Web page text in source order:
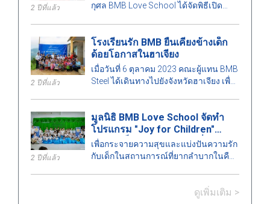
2 ปีที่แล้ว
กุศล BMB Love School ได้จัดพิธีเปิด
เธออัน - เมืองธูดู๊ก
2 ปีที่แล้ว
โรงเรียนรัก BMB ยืนเคียงข้างเด็ก
ด้อยโอกาสในฮาเจียง
เมื่อวันที่ 6 ตุลาคม 2023 คณะผู้แทน BMB
Steel ได้เดินทางไปยังจังหวัดฮาเจียง เพื่อ
โดยครั้งนี้ได้เข้าร่วมในพิธีลงนามการ
สนับสนุนเพื่อสร้างโรงเรียนธังลอยและ
เปิดโรงเรียนซุยเทาในอำเภอซินมัน
จังหวัดฮาเจียง
2 ปีที่แล้ว
มูลนิธิ BMB Love School จัดทำ
โปรแกรม "Joy for Children"
สำหรับเด็กในสถานการณ์ที่ยาก
ลำบากที่ บินห์เจียว
เพื่อกระจายความสุขและแบ่งปันความรัก
กับเด็กในสถานการณ์ที่ยากลำบากในคืน
ได้เสร็จสิ้นภารกิจในโปรแกรม "Joy for
ดูเพิ่มเติม >